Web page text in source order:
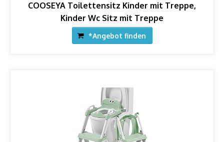
COOSEYA Toilettensitz Kinder mit Treppe,
Kinder Wc Sitz mit Treppe
*Angebot finden